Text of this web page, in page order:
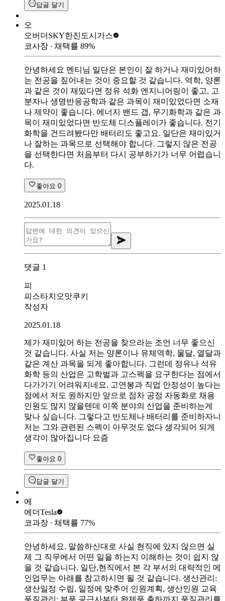
답글 달기
오
오버더SKY한진도시가스
코사장 ∙ 채택률 89%
안녕하세요 멘티님 일단은 본인이 잘 하거나 재미있어하
는 전공을 짚어내는 것이 중요할 것 같습니다. 역학, 양론
과 같은 것이 재밌다면 정유 석화 엔지니어링이 좋고, 고
분자나 생명반응공학과 같은 과목이 재미있었다면 소재
나 제약이 좋습니다. 에너지 밴드 갭, 무기화학과 같은 과
목이 재미있었다면 반도체 디스플레이가 좋습니다. 전기
화학을 건드려봤다만 배터리도 좋고요. 일단은 재미있거
나 잘하는 과목으로 선택해야 합니다. 그렇지 않은 전공
을 선택한다면 처음부터 다시 공부하기가 너무 어렵습니
다.
좋아요 0
2025.01.18
댓글 1
피
피스타치오맛쿠키
작성자
2025.01.18
제가 재미있어 하는 전공을 찾으라는 조언 너무 좋으신
것 같습니다. 사실 저는 양론이나 유체역학, 물달, 열달과
같은 계산 과목을 되게 좋아합니다. 그런데 정유나 석유
화학 등의 산업은 고학벌과 고스펙을 요구한다는 점에서
다가가기 어려워지네요. 고연봉과 직업 안정성이 높다는
점에서 저도 원하지만 앞으로 점차 공정 자동화로 채용
인원도 많지 않을텐데 이쪽 분야의 산업을 준비하는게
맞나 싶습니다. 그렇다고 반도체나 배터리를 준비하자니
저는 그와 관련된 스펙이 아무것도 없다 생각되어 되게
생각이 많아집니다 요즘
좋아요 0
답글 달기
에
에더Tesla
코과장 ∙ 채택률 77%
안녕하세요. 말씀하신대로 사실 현직에 있지 않으면 실
제 그 직무에서 어떤 일을 하는지 이해하는 것이 쉽지 않
을 것 같습니다. 일단,현직에서 본 각 부서의 대략적인 메
인업무는 아래를 참고하시면 될 것 같습니다. 생산관리:
생산일정 수립, 일정에 맞추어 인원계획, 생산인원 교육
품질관리: 부품 공급사부터 완제품 출하까지 품질관리를